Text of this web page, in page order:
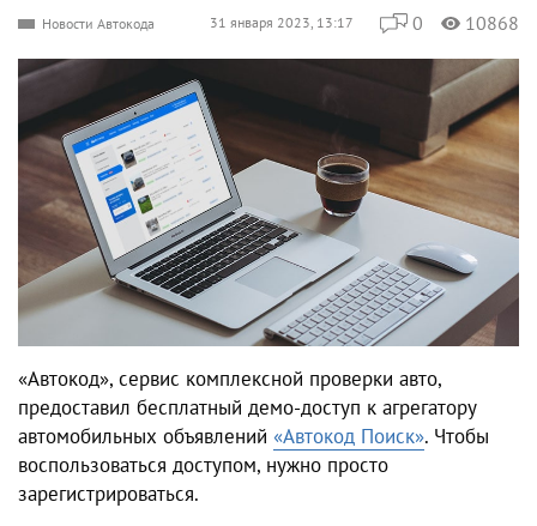
Новости Автокода 31 января 2023, 13:17 0 10868
«Автокод», сервис комплексной проверки авто,
предоставил бесплатный демо-доступ к агрегатору
автомобильных объявлений «Автокод Поиск». Чтобы
воспользоваться доступом, нужно просто
зарегистрироваться.